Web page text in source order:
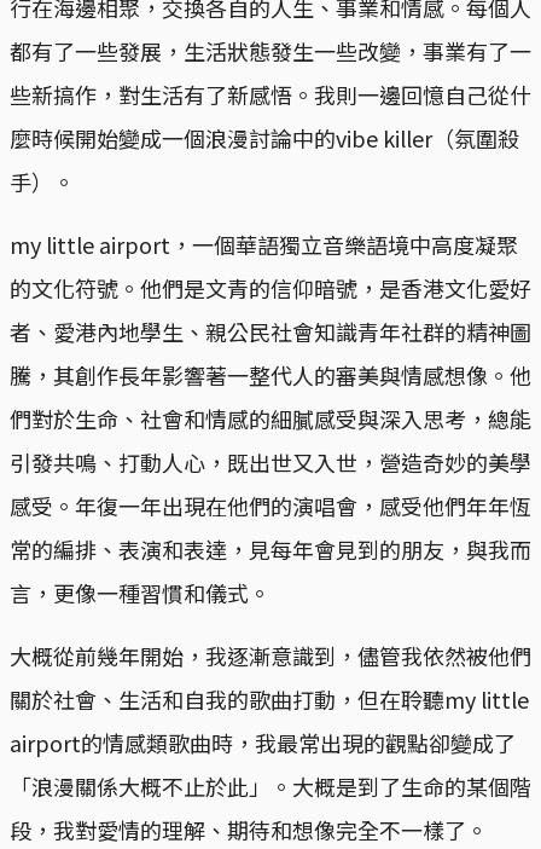
行在海邊相聚，交換各自的人生、事業和情感。每個人
都有了一些發展，生活狀態發生一些改變，事業有了一
些新搞作，對生活有了新感悟。我則一邊回憶自己從什
麼時候開始變成一個浪漫討論中的vibe killer（氛圍殺
手）。
my little airport，一個華語獨立音樂語境中高度凝聚
的文化符號。他們是文青的信仰暗號，是香港文化愛好
者、愛港內地學生、親公民社會知識青年社群的精神圖
騰，其創作長年影響著一整代人的審美與情感想像。他
們對於生命、社會和情感的細膩感受與深入思考，總能
引發共鳴、打動人心，既出世又入世，營造奇妙的美學
感受。年復一年出現在他們的演唱會，感受他們年年恆
常的編排、表演和表達，見每年會見到的朋友，與我而
言，更像一種習慣和儀式。
大概從前幾年開始，我逐漸意識到，儘管我依然被他們
關於社會、生活和自我的歌曲打動，但在聆聽my little
airport的情感類歌曲時，我最常出現的觀點卻變成了
「浪漫關係大概不止於此」。大概是到了生命的某個階
段，我對愛情的理解、期待和想像完全不一樣了。